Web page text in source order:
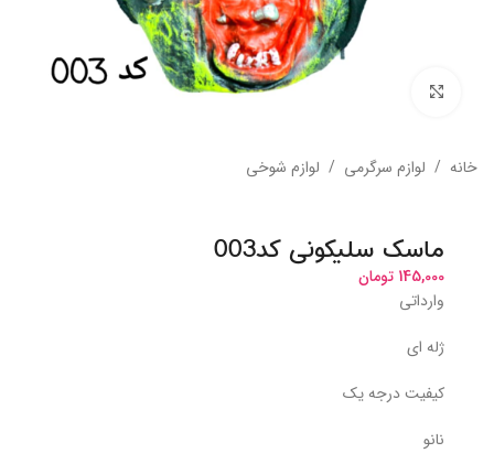
خانه / لوازم سرگرمی / لوازم شوخی
ماسک سلیکونی کد003
145,000 تومان
وارداتی
ژله ای
کیفیت درجه یک
نانو